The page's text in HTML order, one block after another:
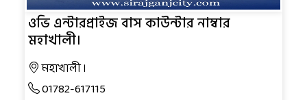
ওভি এন্টারপ্রাইজ বাস কাউন্টার নাম্বার
মহাখালী।
মহাখালী ।
01782-617115